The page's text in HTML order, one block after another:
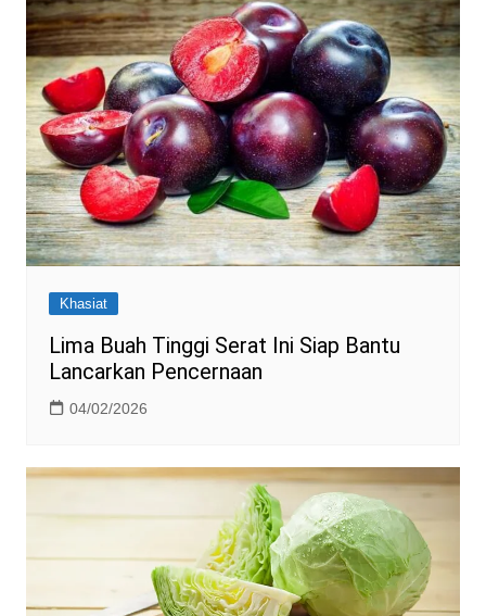
Khasiat
Lima Buah Tinggi Serat Ini Siap Bantu
Lancarkan Pencernaan
04/02/2026